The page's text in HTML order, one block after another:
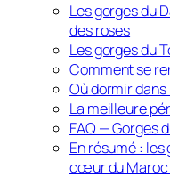
Les gorges du
des roses
Les gorges du
Comment se
Où dormir
La meilleure
FAQ — Gorges
En résumé :
cœur du Maroc